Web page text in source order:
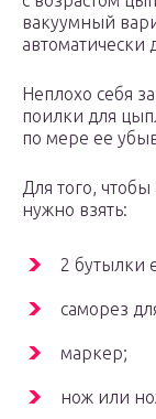
вакуумный
автоматически
Неплохо себя
поилки для
по мере ее
Для того,
нужно взять:
2 бутылки
саморез
маркер;
нож или